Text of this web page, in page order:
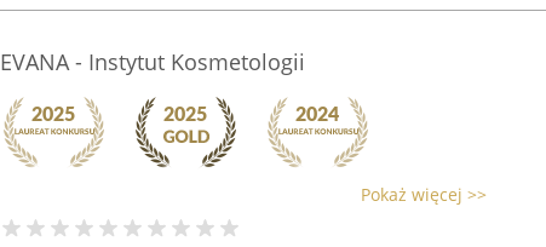
EVANA - Instytut Kosmetologii
Pokaż więcej >>